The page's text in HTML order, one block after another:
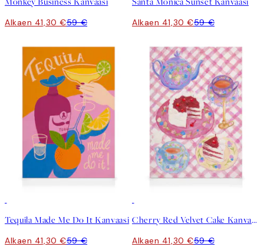
Alkaen 41,30 €59 € Alkaen 41,30 €59 €
Tequila Made Me Do It Kanvaasi
Alkaen 41,30 €59 €
Cherry Red Velvet Cake Kanvaasi
Alkaen 41,30 €59 €